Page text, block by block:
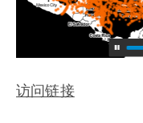
访问链接